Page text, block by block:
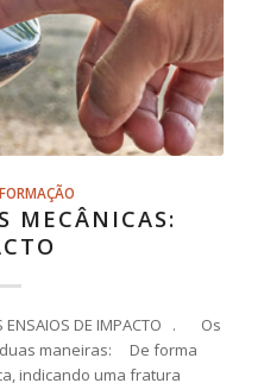
MECÂNICAS:
ENSAIOS DE IMPACTO . Os
maneiras: De forma
indicando uma fratura